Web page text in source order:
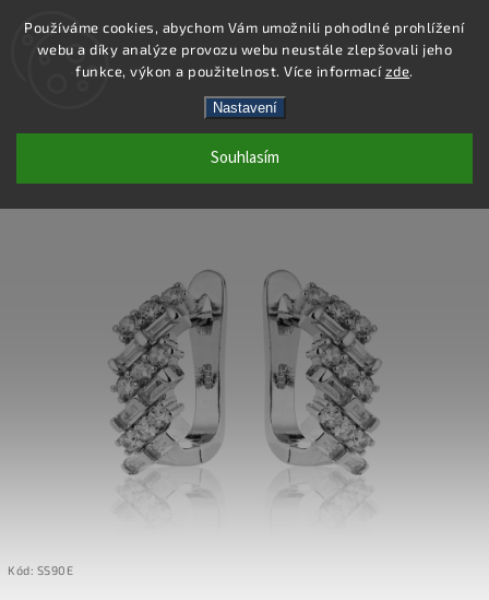
Používáme cookies, abychom Vám umožnili pohodlné prohlížení
webu a díky analýze provozu webu neustále zlepšovali jeho
funkce, výkon a použitelnost. Více informacízde.
Nastavení
Souhlasím
Hledat
SS90E - NÁUŠNICE AG 925/1000
Kód: SS90E